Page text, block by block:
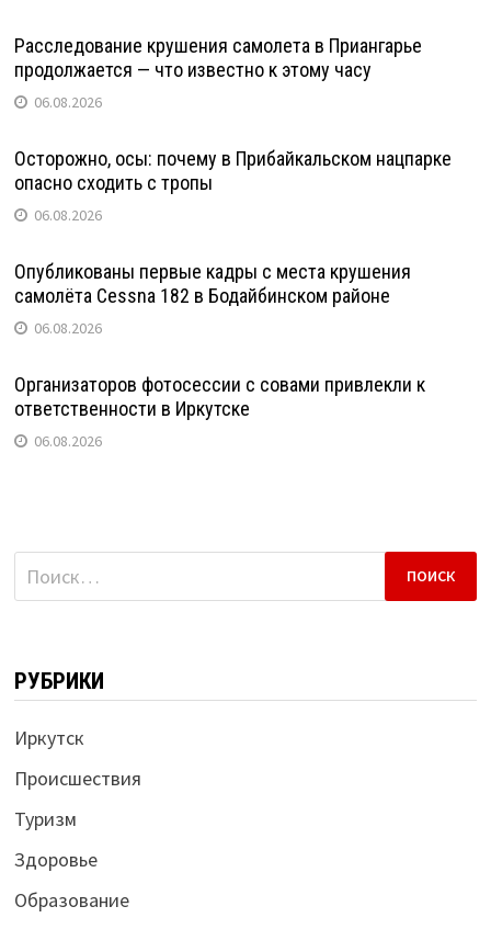
Расследование крушения самолета в Приангарье
продолжается — что известно к этому часу
06.08.2026
Осторожно, осы: почему в Прибайкальском нацпарке
опасно сходить с тропы
06.08.2026
Опубликованы первые кадры с места крушения
самолёта Cessna 182 в Бодайбинском районе
06.08.2026
Организаторов фотосессии с совами привлекли к
ответственности в Иркутске
06.08.2026
Найти:
РУБРИКИ
Иркутск
Происшествия
Туризм
Здоровье
Образование